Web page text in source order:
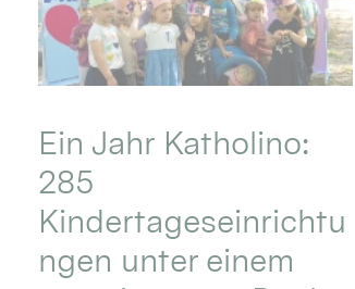
Ein Jahr Katholino:
285
Kindertageseinrichtu
ngen unter einem